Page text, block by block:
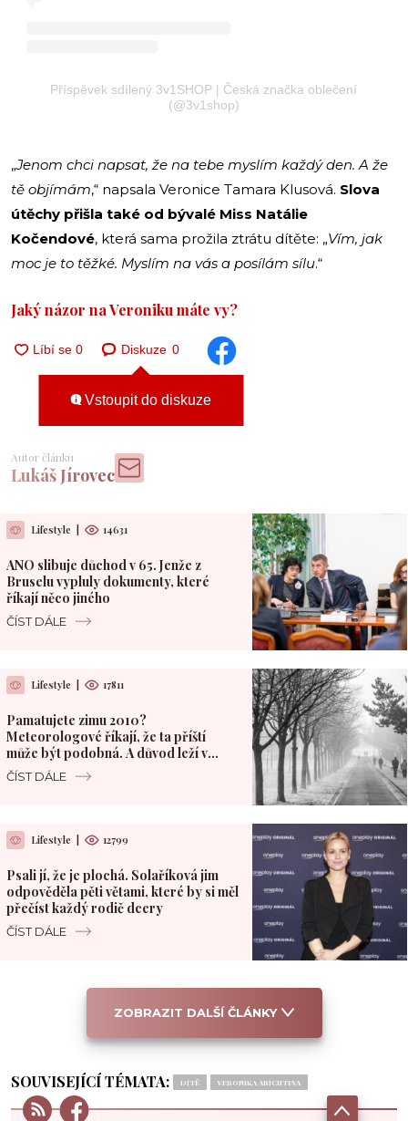
Příspěvek sdílený 3v1SHOP | Česká značka oblečení
(@3v1shop)
„Jenom chci napsat, že na tebe myslím každý den. A že
tě objímám,“ napsala Veronice Tamara Klusová. Slova
útěchy přišla také od bývalé Miss Natálie
Kočendové, která sama prožila ztrátu dítěte: „Vím, jak
moc je to těžké. Myslím na vás a posílám sílu.“
Jaký názor na Veroniku máte vy?
Diskuze 0
Vstoupit do diskuze
Autor článku
Lukáš Jírovec
Lifestyle 14631
ANO slibuje důchod v 65. Jenže z
Bruselu vypluly dokumenty, které
říkají něco jiného
ČÍST DÁLE
Lifestyle 17811
Pamatujete zimu 2010?
Meteorologové říkají, že ta příští
může být podobná. A důvod leží v
Pacifiku
ČÍST DÁLE
Lifestyle 12799
Psali jí, že je plochá. Solaříková jim
odpověděla pěti větami, které by si měl
přečíst každý rodič dcery
ČÍST DÁLE
ZOBRAZIT DALŠÍ ČLÁNKY
SOUVISEJÍCÍ TÉMATA: DÍTĚ VERONIKA ARICHTEVA